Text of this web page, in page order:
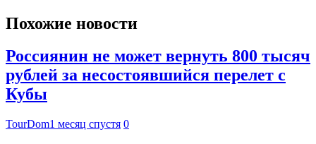
Похожие новости
Россиянин не может вернуть 800 тысяч
рублей за несостоявшийся перелет с
Кубы
TourDom1 месяц спустя 0